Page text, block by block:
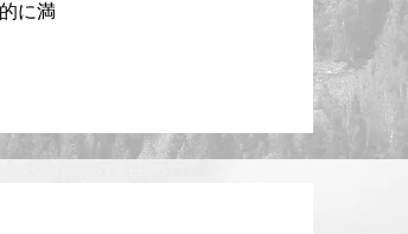
に満